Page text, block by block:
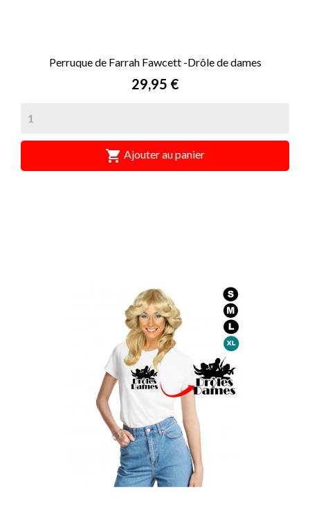
Perruque de Farrah Fawcett -Drôle de dames
Prix
29,95 €
 Ajouter au panier